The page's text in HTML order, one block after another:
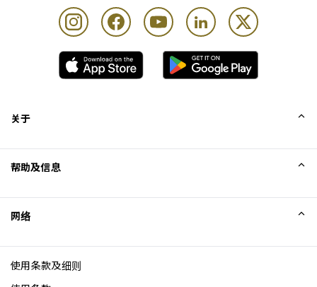
每位持卡人最多可携同 Unlimited 位同行宾客
关于
Excellence Awards
博客
帮助及信息
网络
使用条款及细则